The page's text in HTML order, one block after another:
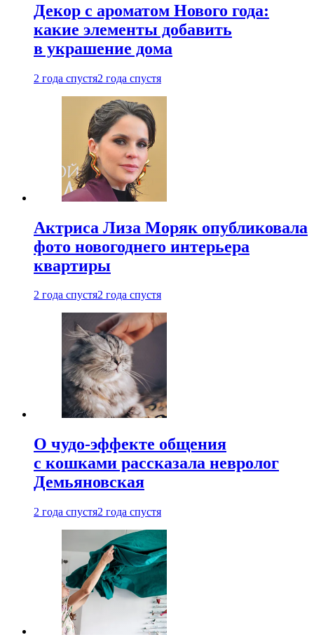
Декор с ароматом Нового года:
какие элементы добавить
в украшение дома
2 года спустя2 года спустя
Актриса Лиза Моряк опубликовала
фото новогоднего интерьера
квартиры
2 года спустя2 года спустя
О чудо-эффекте общения
с кошками рассказала невролог
Демьяновская
2 года спустя2 года спустя